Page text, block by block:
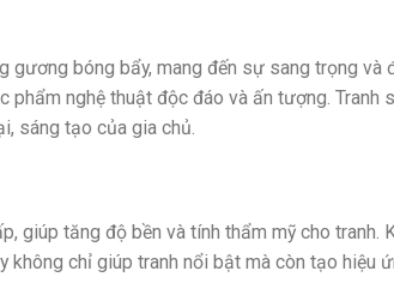
bóng bẩy, mang đến sự sang trọng
nghệ thuật độc đáo và ấn tượng.
sáng tạo của gia chủ.
giúp tăng độ bền và tính thẩm mỹ cho
chỉ giúp tranh nổi bật mà còn tạo hiệu